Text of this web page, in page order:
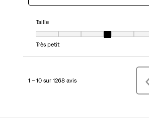
Taille
Taille, 4 sur 7, où 1 est égal à Très petit et 7
Très petit
1 – 10 sur 1268 avis